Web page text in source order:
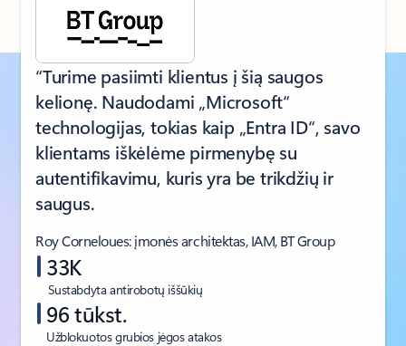
“Turime pasiimti klientus į šią saugos
kelionę. Naudodami „Microsoft“
technologijas, tokias kaip „Entra ID“, savo
klientams iškėlėme pirmenybę su
autentifikavimu, kuris yra be trikdžių ir
saugus.
Roy Corneloues: įmonės architektas, IAM, BT Group
33K
Sustabdyta antirobotų iššūkių
96 tūkst.
Užblokuotos grubios jėgos atakos